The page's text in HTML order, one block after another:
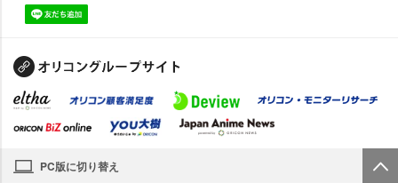
PC版に切り替え